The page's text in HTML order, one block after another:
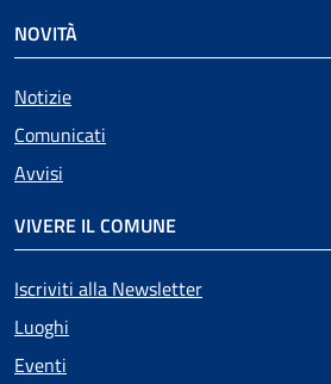
NOVITÀ
Notizie
Comunicati
Avvisi
VIVERE IL COMUNE
Iscriviti alla Newsletter
Luoghi
Eventi